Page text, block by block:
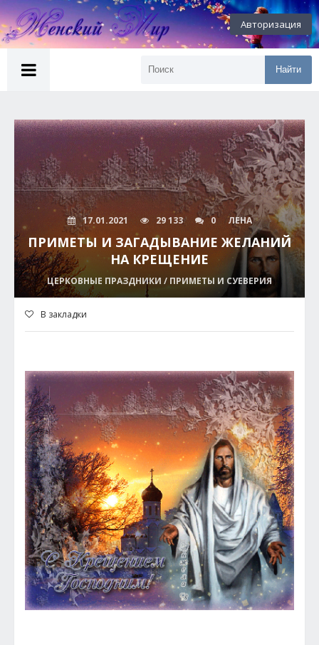
Авторизация
Найти
17.01.2021 29 133 0 ЛЕНА
ПРИМЕТЫ И ЗАГАДЫВАНИЕ ЖЕЛАНИЙ
НА КРЕЩЕНИЕ
ЦЕРКОВНЫЕ ПРАЗДНИКИ / ПРИМЕТЫ И СУЕВЕРИЯ
В закладки